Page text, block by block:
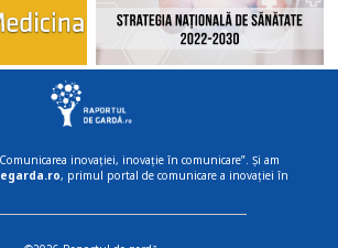
inovației, inovație în comunicare”. Și am
, primul portal de comunicare a inovației în